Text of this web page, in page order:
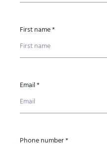
First name *
Email *
Phone number *